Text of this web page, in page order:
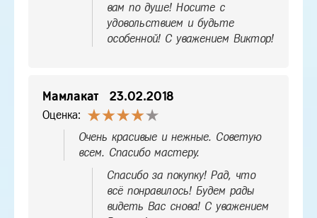
вам по душе! Носите с
удовольствием и будьте
особенной! С уважением Виктор!
Мамлакат 23.02.2018
Оценка:
Очень красивые и нежные. Советую
всем. Спасибо мастеру.
Спасибо за покупку! Рад, что
всё понравилось! Будем рады
видеть Вас снова! С уважением